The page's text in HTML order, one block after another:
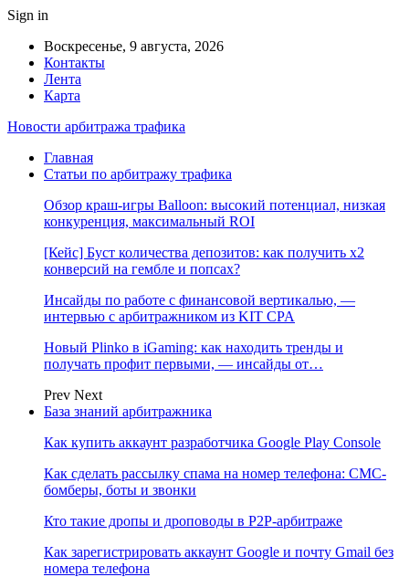
Sign in
Воскресенье, 9 августа, 2026
Контакты
Лента
Карта
Новости арбитража трафика
Главная
Статьи по арбитражу трафика
Обзор краш-игры Balloon: высокий потенциал, низкая
конкуренция, максимальный ROI
[Кейс] Буст количества депозитов: как получить х2
конверсий на гембле и попсах?
Инсайды по работе с финансовой вертикалью, —
интервью с арбитражником из KIT CPA
Новый Plinko в iGaming: как находить тренды и
получать профит первыми, — инсайды от…
Prev Next
База знаний арбитражника
Как купить аккаунт разработчика Google Play Console
Как сделать рассылку спама на номер телефона: СМС-
бомберы, боты и звонки
Кто такие дропы и дроповоды в P2P-арбитраже
Как зарегистрировать аккаунт Google и почту Gmail без
номера телефона